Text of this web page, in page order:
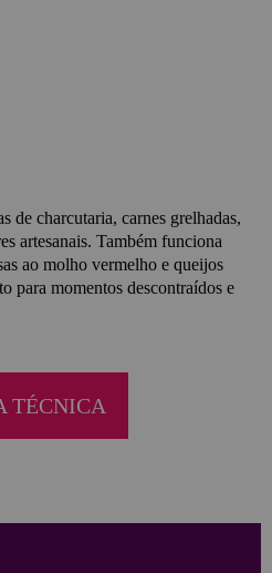
de charcutaria, carnes grelhadas,
artesanais. Também funciona
ao molho vermelho e queijos
para momentos descontraídos e
TÉCNICA